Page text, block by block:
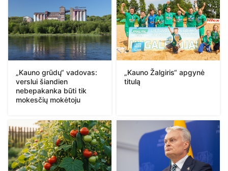
„Kauno grūdų“ vadovas:
verslui šiandien
nebepakanka būti tik
mokesčių mokėtoju
„Kauno Žalgiris“ apgynė
titulą